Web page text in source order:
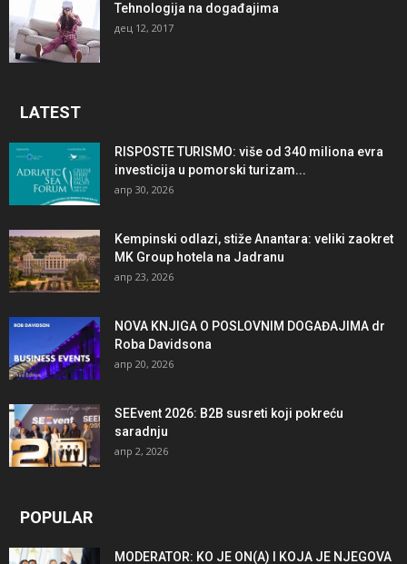
Tehnologija na događajima
дец 12, 2017
LATEST
RISPOSTE TURISMO: više od 340 miliona evra
investicija u pomorski turizam...
апр 30, 2026
Kempinski odlazi, stiže Anantara: veliki zaokret
MK Group hotela na Jadranu
апр 23, 2026
NOVA KNJIGA O POSLOVNIM DOGAĐAJIMA dr
Roba Davidsona
апр 20, 2026
SEEvent 2026: B2B susreti koji pokreću
saradnju
апр 2, 2026
POPULAR
MODERATOR: KO JE ON(A) I KOJA JE NJEGOVA